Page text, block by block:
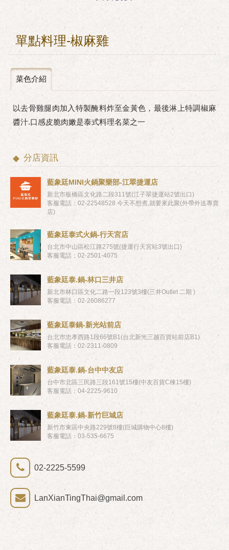
單點料理-椒麻雞
菜色介紹
以去骨雞腿肉加入特製醃料炸至金黃色，最後淋上特調椒麻
醬汁.口感皮脆肉嫩是泰式料理名菜之一
分店資訊
藍象廷MINI火鍋聚樂部-江翠捷運店
新北市板橋區文化路二段311號(江子翠捷運站2號出口)
客服電話：02-22548528 今天不想煮,就要來此聚(外帶外送專賣
店)
藍象廷泰式火鍋-行天宮店
台北市中山區松江路275號(捷運行天宮站3號出口)
客服電話：02-2501-4075
藍象廷泰.鍋-林口三井店
新北市林口區文化二路一段123號3樓(三井Outlet 二期 )
客服電話：02-26086277
藍象廷泰鍋-新光站前店
台北市忠孝西路1段66號B1(台北新光三越百貨站前店B1)
客服電話：02-2311-0809
藍象廷泰.鍋-台中中友店
台中市北區三民路三段161號15樓(中友百貨C棟15樓)
客服電話：04-2225-9610
藍象廷泰.鍋-新竹巨城店
新竹市東區中央路229號8樓(巨城購物中心8樓)
客服電話：03-535-6675
02-2225-5599
LanXianTingThai@gmail.com